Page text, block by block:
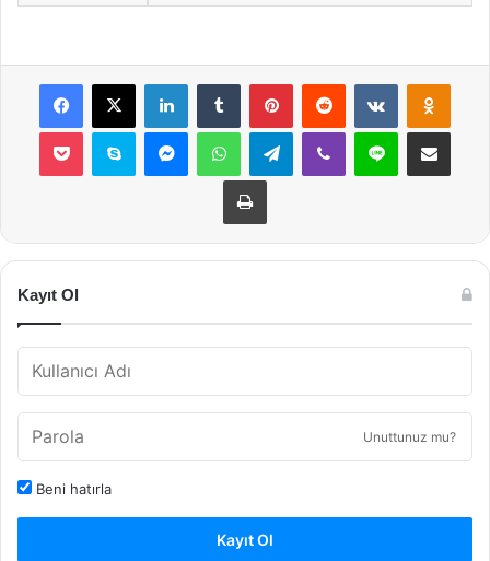
Facebook
X LinkedInTumblr PinterestReddit VKontakte
Pocket Skype MessengerWhatsAppTelegramViber Line E-Posta ile
Yazdır
Kayıt Ol
Unuttunuz mu?
Beni hatırla
Kayıt Ol